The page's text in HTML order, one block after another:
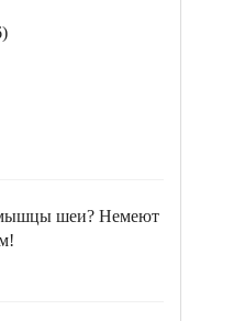
мышцы шеи? Немеют